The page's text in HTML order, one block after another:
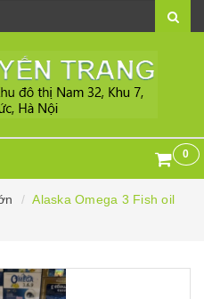
0
Alaska Omega 3 Fish oil